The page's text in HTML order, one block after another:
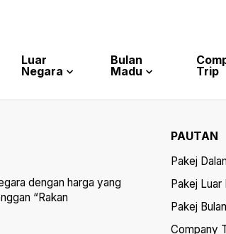
Luar
Negara
Bulan
Madu
Trip
dengan harga yang
“Rakan
PAUTAN
Pakej
Pakej Luar
Pakej
Company